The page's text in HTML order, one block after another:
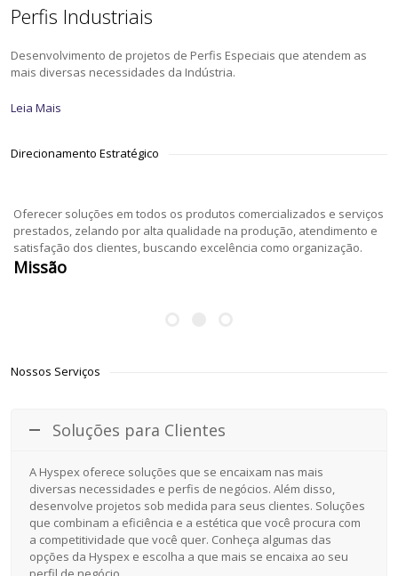
Perfis Industriais
Desenvolvimento de projetos de Perfis Especiais que atendem as
mais diversas necessidades da Indústria.
Leia Mais
Direcionamento Estratégico
Oferecer soluções em todos os produtos comercializados e serviços
prestados, zelando por alta qualidade na produção, atendimento e
satisfação dos clientes, buscando excelência como organização.
Missão
Nossos Serviços
Soluções para Clientes
A Hyspex oferece soluções que se encaixam nas mais
diversas necessidades e perfis de negócios. Além disso,
desenvolve projetos sob medida para seus clientes. Soluções
que combinam a eficiência e a estética que você procura com
a competitividade que você quer. Conheça algumas das
opções da Hyspex e escolha a que mais se encaixa ao seu